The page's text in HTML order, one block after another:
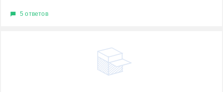
5 ответов